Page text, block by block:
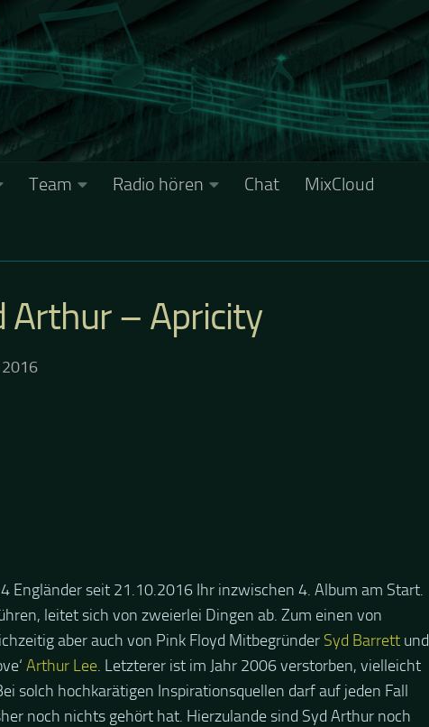
Team Radio hören Chat MixCloud
Arthur – Apricity
2016
Engländer seit 21.10.2016 Ihr inzwischen 4. Album am Start.
leitet sich von zweierlei Dingen ab. Zum einen von
aber auch von Pink Floyd Mitbegründer Syd Barrett und
Arthur Lee. Letzterer ist im Jahr 2006 verstorben, vielleicht
solch hochkarätigen Inspirationsquellen darf auf jeden Fall
noch nichts gehört hat. Hierzulande sind Syd Arthur noch